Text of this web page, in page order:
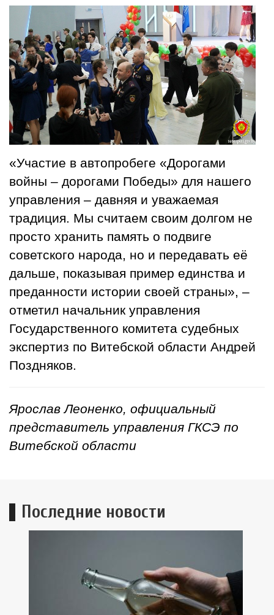
«Участие в автопробеге «Дорогами
войны – дорогами Победы» для нашего
управления – давняя и уважаемая
традиция. Мы считаем своим долгом не
просто хранить память о подвиге
советского народа, но и передавать её
дальше, показывая пример единства и
преданности истории своей страны», –
отметил начальник управления
Государственного комитета судебных
экспертиз по Витебской области Андрей
Поздняков.
Ярослав Леоненко, официальный
представитель управления ГКСЭ по
Витебской области
Последние новости